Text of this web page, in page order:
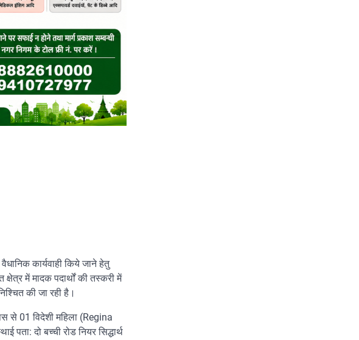
कार्यवाही किये जाने हेतु
क्षेत्र में मादक पदार्थों की तस्करी में
की जा रही है।
से 01 विदेशी महिला (Regina
दो बच्ची रोड नियर सिद्धार्थ